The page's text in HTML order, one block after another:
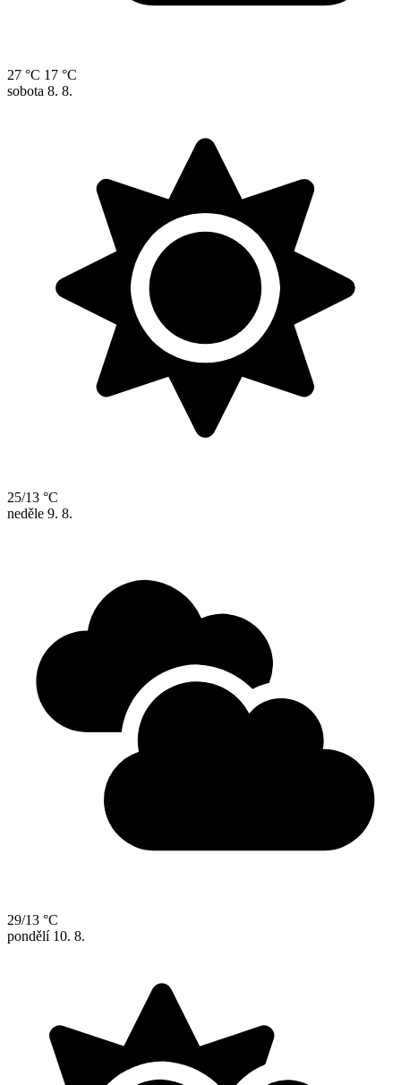
27 °C 17 °C
sobota 8. 8.
25/13 °C
neděle 9. 8.
29/13 °C
pondělí 10. 8.